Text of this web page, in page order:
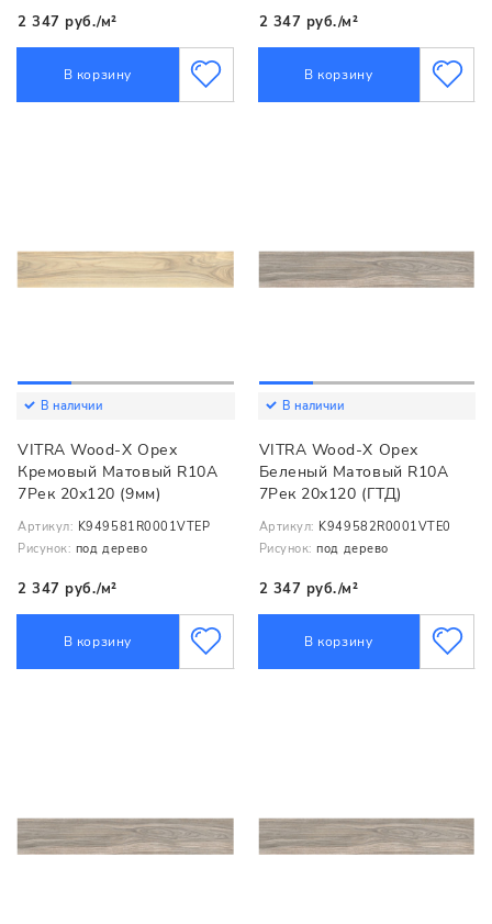
2 347 руб./м²
В корзину
2 347 руб./м²
В корзину
В наличии
VITRA Wood-X Орех
Кремовый Матовый R10A
7Рек 20х120 (9мм)
Артикул: K949581R0001VTEP
Рисунок: под дерево
2 347 руб./м²
В корзину
В наличии
VITRA Wood-X Орех
Беленый Матовый R10A
7Рек 20х120 (ГТД)
Артикул: K949582R0001VTE0
Рисунок: под дерево
2 347 руб./м²
В корзину